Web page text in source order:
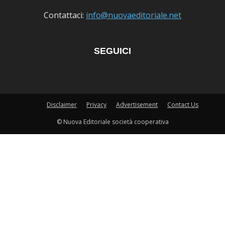
Contattaci: info@nuovaeditoriale.net
SEGUICI
Disclaimer Privacy Advertisement
Contact Us
© Nuova Editoriale società cooperativa